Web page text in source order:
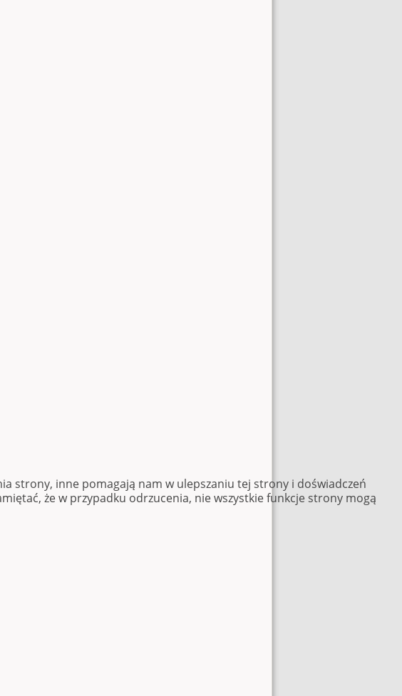
strony, inne pomagają nam w ulepszaniu tej strony i doświadczeń
że w przypadku odrzucenia, nie wszystkie funkcje strony mogą